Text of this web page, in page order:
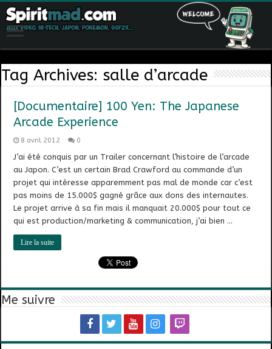
Tag Archives: salle d’arcade
[Documentaire] 100 Yen: The Japanese
Arcade Experience
8 avril 2012 0
J’ai été conquis par un Trailer concernant l’histoire de l’arcade
au Japon. C’est un certain Brad Crawford au commande d’un
projet qui intéresse apparemment pas mal de monde car c’est
pas moins de 15.000$ gagné grâce aux dons des internautes.
Le projet arrive à sa fin mais il manquait 20.000$ pour tout ce
qui est production/marketing & communication, j’ai bien …
Lire la suite
Me suivre